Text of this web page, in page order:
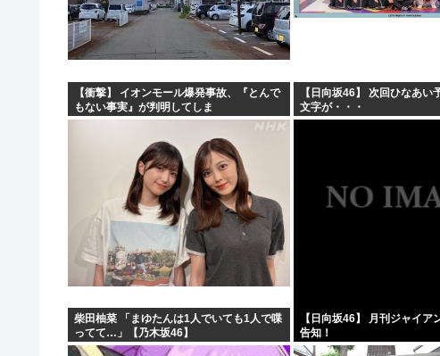
【衝撃】 イオンモール爆発事故、『とんで
もない事実』が判明してしま
う・・・・・・
【日向坂46】 次回ひなあい
文字が・・・
柴田柚菜 「まゆたんは1人でいても1人で喋
ってて…」【乃木坂46】
【日向坂46】 月刊ジャイア
告知！